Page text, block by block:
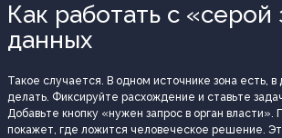
Как работать с «серой
данных
Такое случается. В одном источнике зона есть, в
делать. Фиксируйте расхождение и ставьте
Добавьте кнопку «нужен запрос в орган власти».
покажет, где ложится человеческое решение.